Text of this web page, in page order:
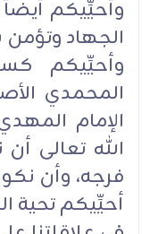
وأحيِّيكم
الجهاد وتؤمن
وأحيِّيكم
المحمدي
الإمام
الله تعالى
فرجه، وأن
أحيِّيكم تحية